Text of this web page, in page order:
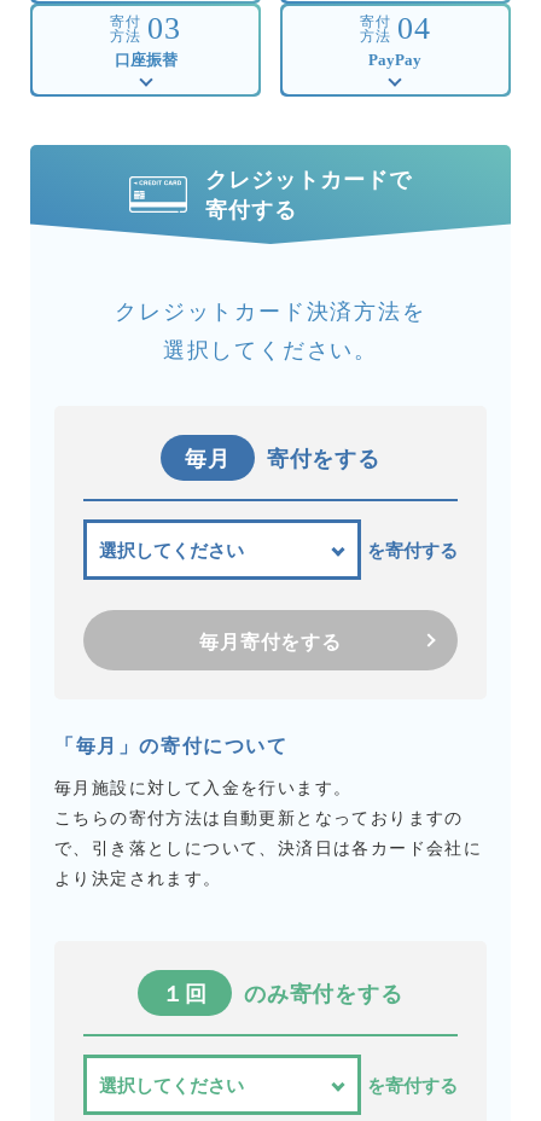
寄付
方法 03
口座振替
寄付
方法 04
PayPay
クレジットカードで
寄付する
クレジットカード決済方法を
選択してください。
毎月 寄付をする
を寄付する
毎月寄付をする
「毎月」の寄付について
毎月施設に対して入金を行います。
こちらの寄付方法は自動更新となっておりますの
で、引き落としについて、決済日は各カード会社に
より決定されます。
１回 のみ寄付をする
を寄付する